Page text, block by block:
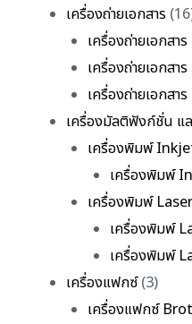
เครื่องถ่ายเอกสาร
เครื่องถ่ายเอกสา
เครื่องถ่ายเอกสา
เครื่องถ่ายเอกสา
เครื่องมัลติฟังก์ชั่น แ
เครื่องพิมพ์
เครื่องพิมพ์
เครื่องพิมพ์
เครื่องพิมพ์
เครื่องพิมพ์
เครื่องแฟกซ์(3)
เครื่องแฟกซ์